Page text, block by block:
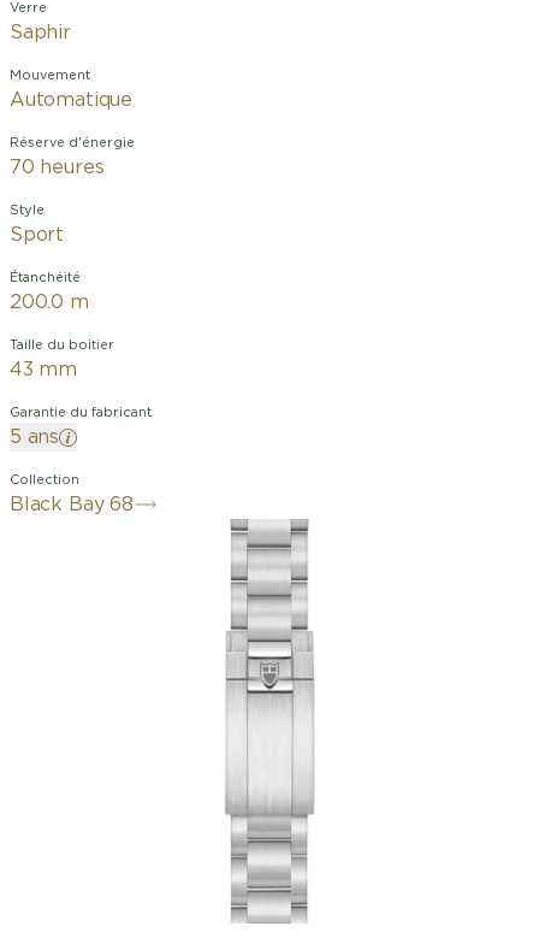
Verre
Saphir
Mouvement
Automatique
Réserve d'énergie
70 heures
Style
Sport
Étanchéité
200.0 m
Taille du boitier
43 mm
Garantie du fabricant
5 ans
Collection
Black Bay 68
La nouvelle Black Bay 68 est une Black
Bay plus grande, la ligne proposant
ainsi une variété de tailles de boîtier
pour tous les poignets. 1968 est l’année
de conception de la signature
esthétique de TUDOR : les
emblématiques aiguilles dites
moment important de l’histoire de la
marque. Le « bleu TUDOR », autre
élément caractéristique de la marque,
habille le cadran de la Black Bay 68.